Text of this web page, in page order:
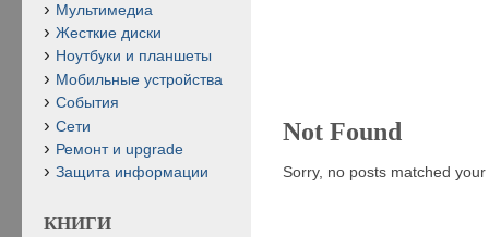
Not Found
Sorry, no posts matched
Мультимедиа
Жесткие диски
Ноутбуки и планшеты
Мобильные устройства
События
Сети
Ремонт и upgrade
Защита информации
КНИГИ